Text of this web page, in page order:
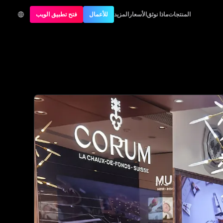
المنتجاتماذا نوثقالأسعار المزيد للأعمال فتح تطبيق الويب